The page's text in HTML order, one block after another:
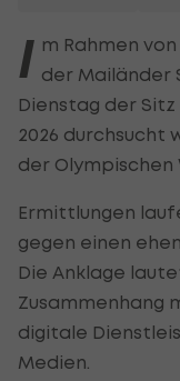
I m Rahmen
der Mailänder
Dienstag der
2026 durchsucht
der Olympischen
Ermittlungen
gegen einen
Die Anklage
Zusammenhang
digitale
Medien.